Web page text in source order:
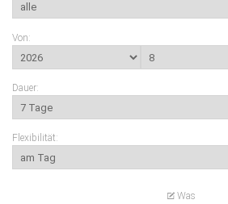
Von:
Dauer:
Flexibilität:
Was